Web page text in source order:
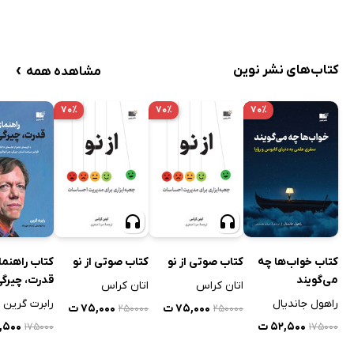
کتاب‌های نشر نوین مشاهده همه ›
۷۰٪
کتاب خواب‌ها چه
می‌گویند
راهول جاندیال
۱۷۵۰۰۰ ۵۲,۵۰۰ ت
۷۰٪
کتاب صوتی از نو
اتان کراس
۲۵۰۰۰۰ ۷۵,۰۰۰ ت
۷۰٪
کتاب صوتی از نو
اتان کراس
۲۵۰۰۰۰ ۷۵,۰۰۰ ت
کتاب
قدرت،
رابرت گرین
۱۷۵۰۰۰